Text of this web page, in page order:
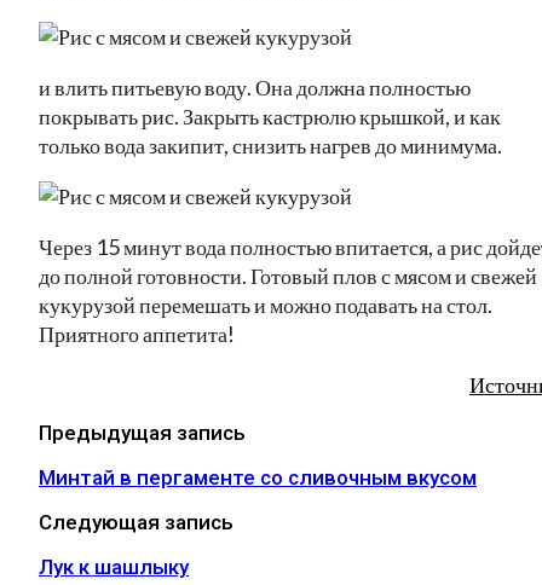
и влить питьевую воду. Она должна полностью
покрывать рис. Закрыть кастрюлю крышкой, и как
только вода закипит, снизить нагрев до минимума.
Через 15 минут вода полностью впитается, а рис
до полной готовности. Готовый плов с мясом и свежей
кукурузой перемешать и можно подавать на стол.
Приятного аппетита!
Предыдущая запись
Минтай в пергаменте со сливочным вкусом
Следующая запись
Лук к шашлыку